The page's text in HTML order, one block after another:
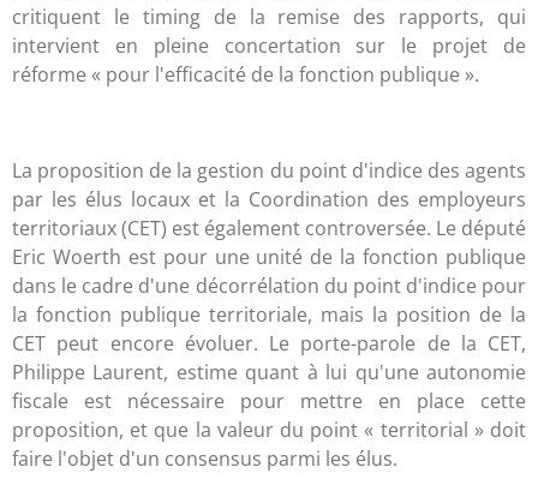
critiquent le timing de la remise des rapports, qui
intervient en pleine concertation sur le projet de
réforme « pour l'efficacité de la fonction publique ».
La proposition de la gestion du point d'indice des agents
par les élus locaux et la Coordination des employeurs
territoriaux (CET) est également controversée. Le député
Eric Woerth est pour une unité de la fonction publique
dans le cadre d'une décorrélation du point d'indice pour
la fonction publique territoriale, mais la position de la
CET peut encore évoluer. Le porte-parole de la CET,
Philippe Laurent, estime quant à lui qu'une autonomie
fiscale est nécessaire pour mettre en place cette
proposition, et que la valeur du point « territorial » doit
faire l'objet d'un consensus parmi les élus.